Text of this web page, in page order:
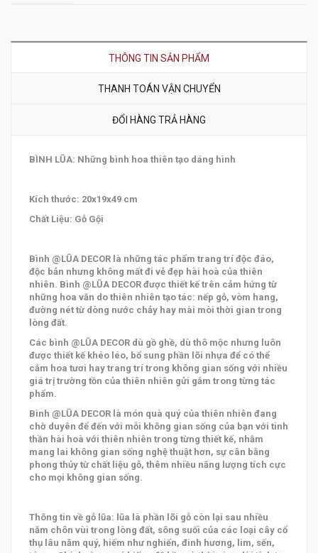
THÔNG TIN SẢN PHẨM
THANH TOÁN VẬN CHUYỂN
ĐỔI HÀNG TRẢ HÀNG
BÌNH LŨA: Những bình hoa thiên tạo dáng hình
Kích thước: 20x19x49 cm
Chất Liệu: Gỗ Gội
Bình @LŨA DECOR là những tác phẩm trang trí độc đáo,
độc bản nhưng không mất đi vẻ đẹp hài hoà của thiên
nhiên. Bình @LŨA DECOR được thiết kế trên cảm hứng từ
những hoa văn do thiên nhiên tạo tác: nếp gỗ, vòm hang,
đường nét từ dòng nước chảy hay mài mòi thời gian trong
lòng đất.
Các bình @LŨA DECOR dù gồ ghề, dù thô mộc nhưng luôn
được thiết kế khéo léo, bổ sung phần lõi nhựa để có thể
cắm hoa tươi hay trang trí trong không gian sống với nhiều
giá trị trường tồn của thiên nhiên gửi gắm trong từng tác
phẩm.
Bình @LŨA DECOR là món quà quý của thiên nhiên đang
chờ duyên để đến với mỗi không gian sống của bạn với tinh
thần hài hoà với thiên nhiên trong từng thiết kế, nhằm
mang lai không gian sống nghệ thuật hơn, sự cân bằng
phong thủy từ chất liệu gỗ, thêm nhiều năng lượng tích cực
cho mọi không gian sống.
Thông tin về gỗ lũa: lũa là phần lõi gỗ còn lại sau nhiều
năm chôn vùi trong lòng đất, sông suối của các loại cây cổ
thụ lâu năm quý, hiếm như nghiến, đinh hương, lim, sến,